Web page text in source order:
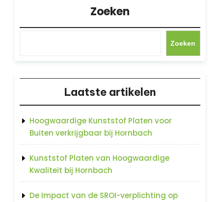
Zoeken
Zoeken
Laatste artikelen
Hoogwaardige Kunststof Platen voor
Buiten verkrijgbaar bij Hornbach
Kunststof Platen van Hoogwaardige
Kwaliteit bij Hornbach
De Impact van de SROI-verplichting op